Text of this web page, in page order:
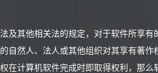
及其他相关法的规定，对于软件所享有
自然人、法人或其他组织对其享有著作
在计算机软件完成时即取得权利，那么